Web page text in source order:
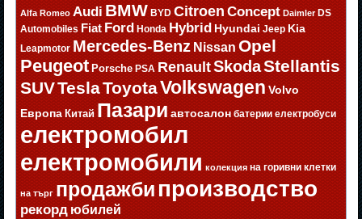
Alfa Romeo Audi BMW BYD Citroen Concept Daimler DS
Automobiles Fiat Ford Honda Hybrid Hyundai Jeep Kia
Leapmotor Mercedes-Benz Nissan Opel
Peugeot Porsche PSA RenaultSkodaStellantis
SUVTeslaToyotaVolkswagen Volvo
Европа Китай Пазари автосалон батерии електробуси
електромобил
електромобили колекция на горивни клетки
на търг продажбипроизводство
рекорд юбилей